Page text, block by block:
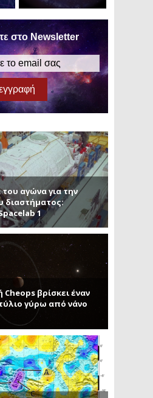
στο Newsletter
αγώνα για την
διαστήματος:
1
βρίσκει έναν
γύρω από νάνο